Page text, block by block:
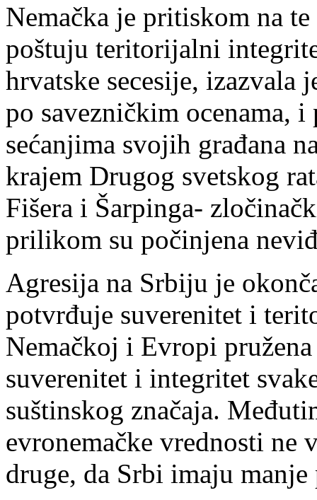
Nemačka je pritiskom na
poštuju teritorijalni
hrvatske secesije, izazvala
po savezničkim ocenama,
sećanjima svojih građana
krajem Drugog svetskog
Fišera i Šarpinga-
prilikom su počinjena
Agresija na Srbiju je
potvrđuje suverenitet i
Nemačkoj i Evropi
suverenitet i integritet
suštinskog značaja.
evronemačke vrednosti ne
druge, da Srbi imaju